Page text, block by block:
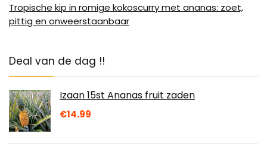
Tropische kip in romige kokoscurry met ananas: zoet,
pittig en onweerstaanbaar
Deal van de dag !!
Izaan 15st Ananas fruit zaden
€14.99